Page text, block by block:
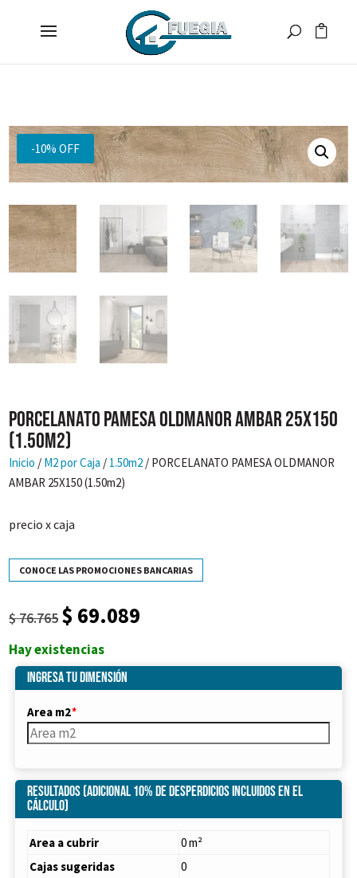
-10% OFF
PORCELANATO PAMESA OLDMANOR AMBAR 25X150
(1.50m2)
Inicio / M2 por Caja / 1.50m2 / PORCELANATO PAMESA OLDMANOR
AMBAR 25X150 (1.50m2)
precio x caja
CONOCE LAS PROMOCIONES BANCARIAS
$76.765 El
original
era:
$ 76.765.
$ 69.089
$ 69.089.
Hay existencias
Ingresa tu dimensión
Area m2*
Resultados (Adicional 10% de desperdicios incluidos en el
cálculo)
Area a cubrir
0 m²
Cajas sugeridas
0